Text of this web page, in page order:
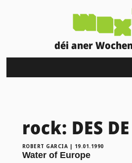
déi aner
rock: DES
ROBERT GARCIA | 19.01.1990
Water of Europe